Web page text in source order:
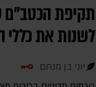
תקיפת הכטב"ם
לשנות את
יוני בן מנחם